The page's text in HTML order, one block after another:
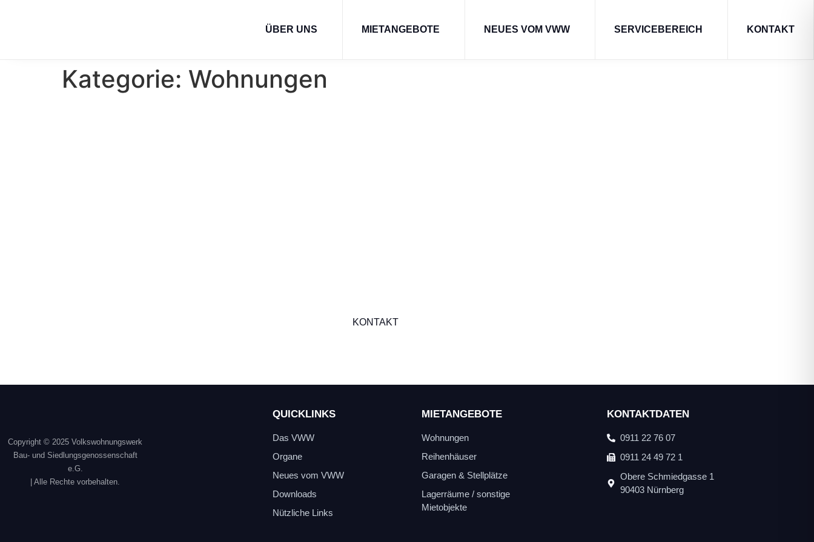
ÜBER UNS MIETANGEBOTE NEUES VOM VWW SERVICEBEREICH KONTAKT
Kategorie: Wohnungen
KONTAKT
Copyright © 2025 Volkswohnungswerk
Bau- und Siedlungsgenossenschaft
e.G.
| Alle Rechte vorbehalten.
QUICKLINKS
Das VWW
Organe
Neues vom VWW
Downloads
Nützliche Links
MIETANGEBOTE
Wohnungen
Reihenhäuser
Garagen & Stellplätze
Lagerräume / sonstige
Mietobjekte
KONTAKTDATEN
0911 22 76 07
0911 24 49 72 1
Obere Schmiedgasse 1
90403 Nürnberg